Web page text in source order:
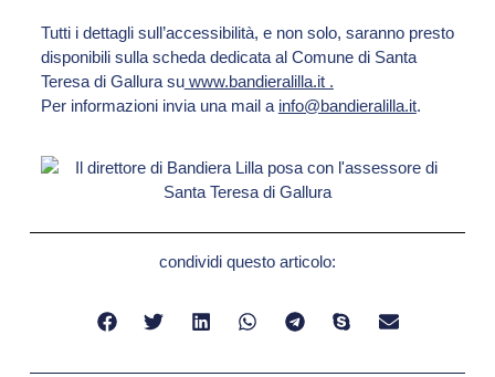
Tutti i dettagli sull’accessibilità, e non solo, saranno presto
disponibili sulla scheda dedicata al Comune di Santa
Teresa di Gallura suwww.bandieralilla.it .
Per informazioni invia una mail a info@bandieralilla.it.
condividi questo articolo: